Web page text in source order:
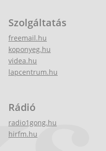
Szolgáltatás
freemail.hu
koponyeg.hu
videa.hu
lapcentrum.hu
Rádió
radio1gong.hu
hirfm.hu